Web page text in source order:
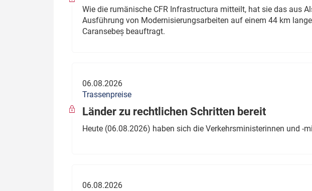
Wie die rumänische CFR Infrastructura mitteilt, hat sie das aus
Ausführung von Modernisierungsarbeiten auf einem 44 km
Caransebeș beauftragt.
06.08.2026
Trassenpreise
Länder zu rechtlichen Schritten bereit
Heute (06.08.2026) haben sich die Verkehrsministerinnen und -
06.08.2026